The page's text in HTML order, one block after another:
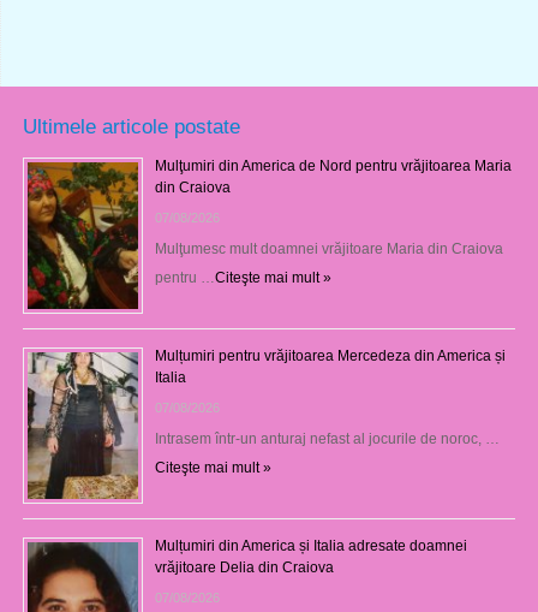
Ultimele articole postate
Mulţumiri din America de Nord pentru vrăjitoarea Maria
din Craiova
07/08/2026
Mulţumesc mult doamnei vrăjitoare Maria din Craiova
pentru … Citeşte mai mult »
Mulțumiri pentru vrăjitoarea Mercedeza din America și
Italia
07/08/2026
Intrasem într-un anturaj nefast al jocurile de noroc, …
Citeşte mai mult »
Mulțumiri din America și Italia adresate doamnei
vrăjitoare Delia din Craiova
07/08/2026